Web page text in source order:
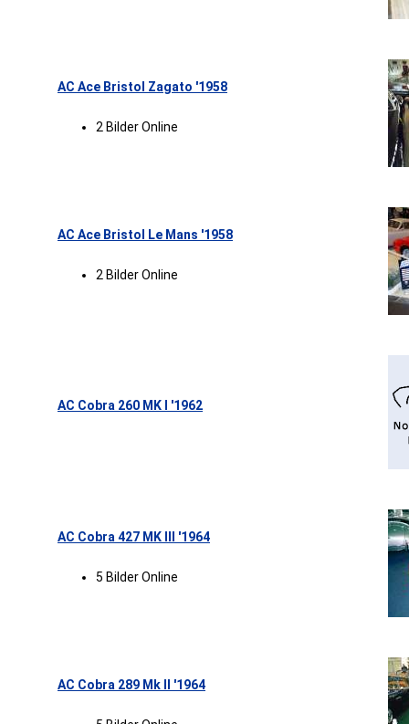
AC Ace Bristol Zagato '1958
2 Bilder Online
AC Ace Bristol Le Mans '1958
2 Bilder Online
AC Cobra 260 MK I '1962
AC Cobra 427 MK III '1964
5 Bilder Online
AC Cobra 289 Mk II '1964